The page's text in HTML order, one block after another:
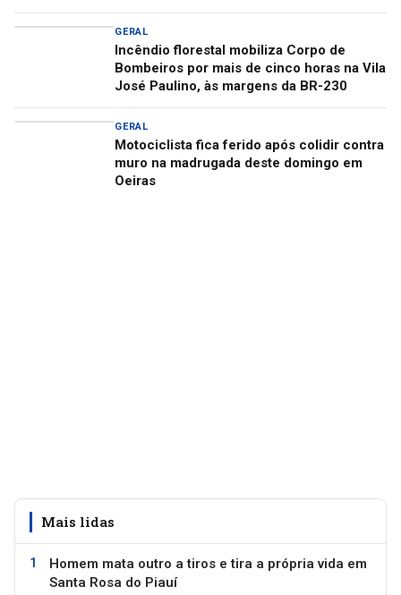
GERAL
Incêndio florestal mobiliza Corpo de
Bombeiros por mais de cinco horas na Vila
José Paulino, às margens da BR-230
GERAL
Motociclista fica ferido após colidir contra
muro na madrugada deste domingo em
Oeiras
Mais lidas
Homem mata outro a tiros e tira a própria vida em
Santa Rosa do Piauí